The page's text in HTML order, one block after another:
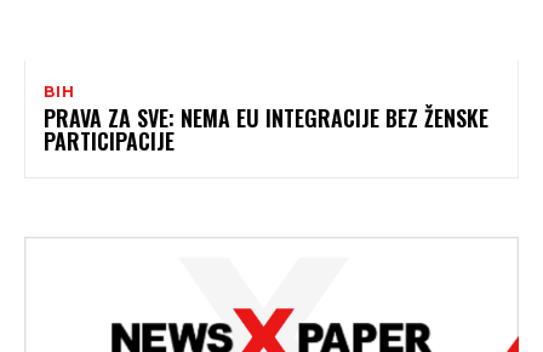
BIH
PRAVA ZA SVE: NEMA EU INTEGRACIJE BEZ ŽENSKE
PARTICIPACIJE